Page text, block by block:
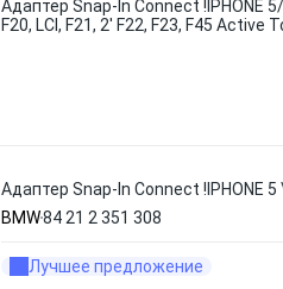
Адаптер Snap-In Connect !IPHONE
F20, LCI, F21, 2' F22, F23, F45 Active
Адаптер Snap-In Connect !IPHONE 5
BMW84 21 2 351 308
Лучшее предложение